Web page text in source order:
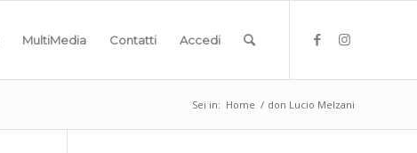
MultiMedia Contatti Accedi
Sei in: Home / don Lucio Melzani